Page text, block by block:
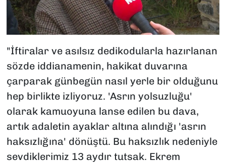
"İftiralar ve asılsız dedikodularla hazırlanan
sözde iddianamenin, hakikat duvarına
çarparak günbegün nasıl yerle bir olduğunu
hep birlikte izliyoruz. 'Asrın yolsuzluğu'
olarak kamuoyuna lanse edilen bu dava,
artık adaletin ayaklar altına alındığı 'asrın
haksızlığına' dönüştü. Bu haksızlık nedeniyle
sevdiklerimiz 13 aydır tutsak. Ekrem